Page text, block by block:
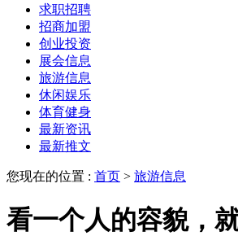
求职招聘
招商加盟
创业投资
展会信息
旅游信息
休闲娱乐
体育健身
最新资讯
最新推文
您现在的位置 : 首页 > 旅游信息
看一个人的容貌，